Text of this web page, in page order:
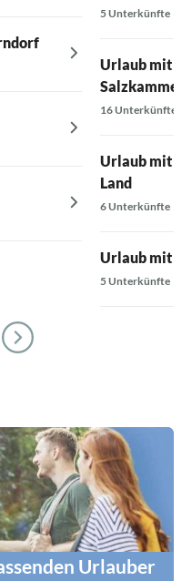
5 Unterkünfte
Urlaub mit
16 Unterkünfte
Urlaub mit
Land
6 Unterkünfte
Urlaub mit
5 Unterkünfte
Urlauber